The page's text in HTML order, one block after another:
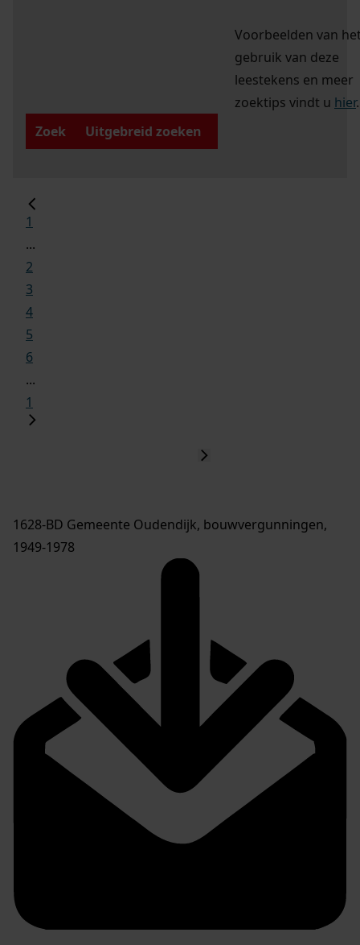
Voorbeelden van
gebruik van deze
leestekens en meer
zoektips vindt u hier.
Zoek
Uitgebreid zoeken
1
...
2
3
4
5
6
...
1
1628-BD Gemeente Oudendijk, bouwvergunningen,
1949-1978